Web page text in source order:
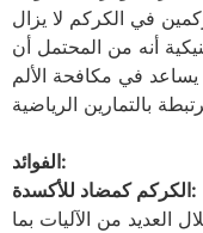
في الكركم لا يزال
أنه من المحتمل أن
يساعد في مكافحة الألم
الفوائد:
الكركم كمضاد للأكسدة:
من الآليات بما